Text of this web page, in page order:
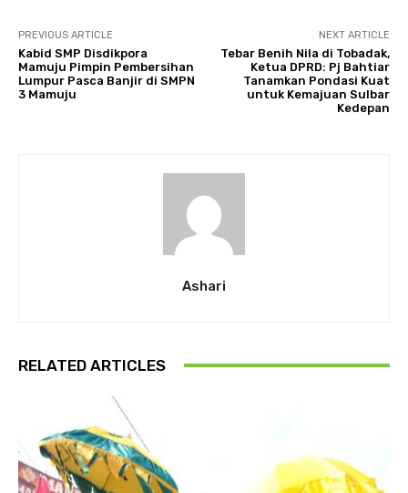
PREVIOUS ARTICLE
Kabid SMP Disdikpora
Mamuju Pimpin Pembersihan
Lumpur Pasca Banjir di SMPN
3 Mamuju
NEXT ARTICLE
Tebar Benih Nila di Tobadak,
Ketua DPRD: Pj Bahtiar
Tanamkan Pondasi Kuat
untuk Kemajuan Sulbar
Kedepan
Ashari
RELATED ARTICLES